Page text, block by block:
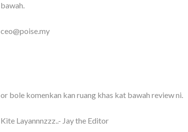
bawah.
ceo@poise.my
or bole komenkan kan ruang khas kat bawah review ni.
Kite Layannnzzz..- Jay the Editor